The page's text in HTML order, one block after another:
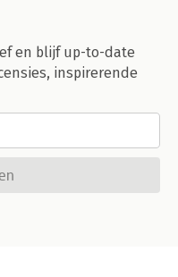
en blijf up-to-date
inspirerende